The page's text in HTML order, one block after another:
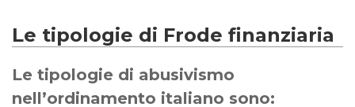
Le tipologie di Frode finanziaria
Le tipologie di abusivismo
nell’ordinamento italiano sono: